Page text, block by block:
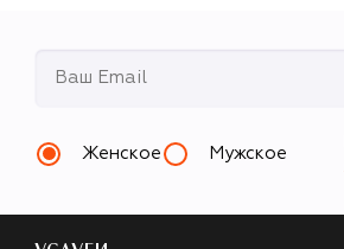
Женское Мужское